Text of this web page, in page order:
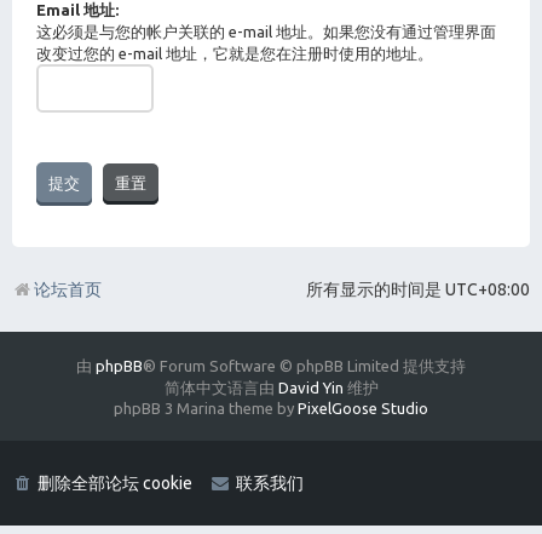
Email 地址:
这必须是与您的帐户关联的 e-mail 地址。如果您没有通过管理界面
改变过您的 e-mail 地址，它就是您在注册时使用的地址。
所有显示的时间是 UTC+08:00
论坛首页
由 phpBB® Forum Software © phpBB Limited 提供支持
简体中文语言由 David Yin 维护
phpBB 3 Marina theme by PixelGoose Studio
删除全部论坛 cookie 联系我们